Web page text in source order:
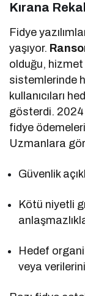
Kırana
Fidye
yaşıyor.
olduğu, hizmet
sistemlerinde
kullanıcıları
gösterdi. 2024
fidye
Uzmanlara
Güvenlik
Kötü niyetli
Hedef
veya